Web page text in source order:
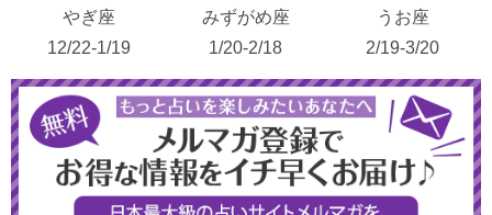
やぎ座
12/22-1/19
みずがめ座
1/20-2/18
うお座
2/19-3/20